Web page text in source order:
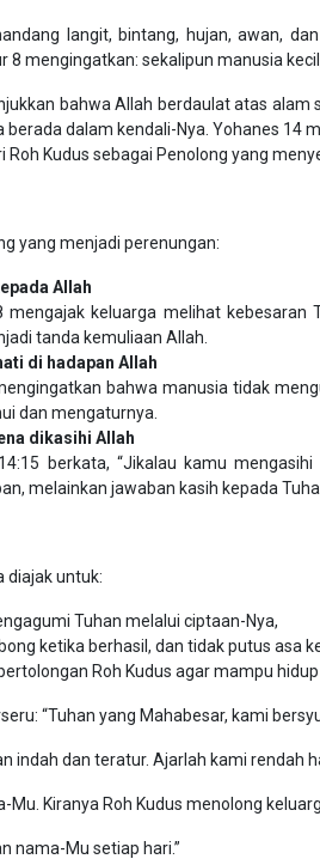
langit, bintang, hujan, awan,
8 mengingatkan: sekalipun manusia
bahwa Allah berdaulat atas alam
berada dalam kendali-Nya. Yohanes 14
Roh Kudus sebagai Penolong yang
yang menjadi perenungan:
Allah
mengajak keluarga melihat kebesaran
tanda kemuliaan Allah.
di hadapan Allah
bahwa manusia tidak
dan mengaturnya.
dikasihi Allah
berkata, “Jikalau kamu
melainkan jawaban kasih kepada
diajak untuk:
Tuhan melalui ciptaan-Nya,
ketika berhasil, dan tidak putus asa
Roh Kudus agar mampu
“Tuhan yang Mahabesar, kami
indah dan teratur. Ajarlah kami rendah
Mu. Kiranya Roh Kudus menolong
nama-Mu setiap hari.”